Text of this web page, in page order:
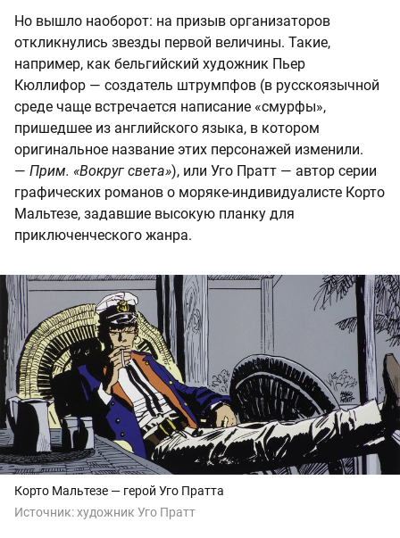
Но вышло наоборот: на призыв организаторов
откликнулись звезды первой величины. Такие,
например, как бельгийский художник Пьер
Кюллифор — создатель штрумпфов (в русскоязычной
среде чаще встречается написание «смурфы»,
пришедшее из английского языка, в котором
оригинальное название этих персонажей изменили.
— Прим. «Вокруг света»), или Уго Пратт — автор серии
графических романов о моряке-индивидуалисте Корто
Мальтезе, задавшие высокую планку для
приключенческого жанра.
Корто Мальтезе — герой Уго Пратта
Источник:художник Уго Пратт